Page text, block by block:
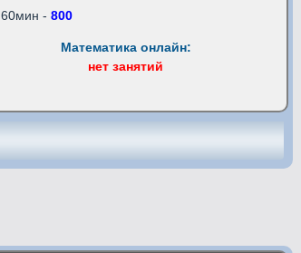
60мин - 800
Математика онлайн:
нет занятий